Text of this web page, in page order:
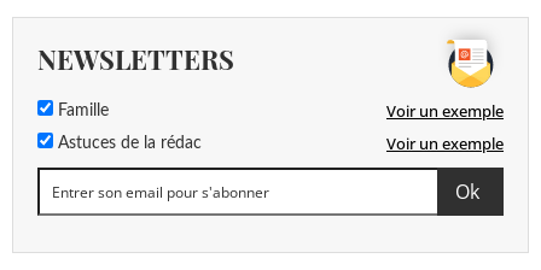
NEWSLETTERS
Famille Voir un exemple
Astuces de la rédac Voir un exemple